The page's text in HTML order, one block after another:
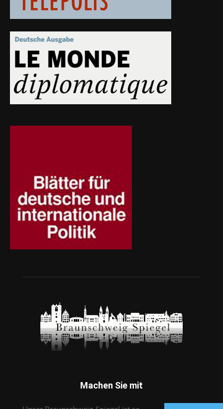
Machen Sie mit